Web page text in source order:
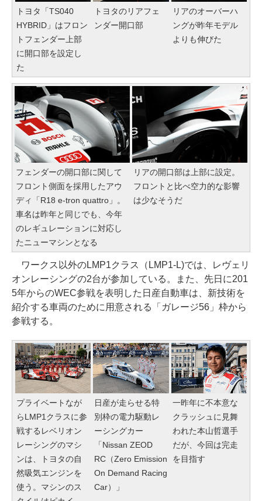
トヨタ「TS040
HYBRID」はフロン
トフェンダー上部
に開口部を設定し
た
トヨタのリアフェ
ンダー開口部
リアのオーバーハ
ングが昨年モデル
よりも伸びた
フェンダーの開口部に関して
フロント側面を採用したアウ
ディ「R18 e-tron quattro」。
車名は昨年と同じでも、今年
のレギュレーションに対応し
たニューマシンとなる
リアの開口部は上部に設定。
フロントと比べ空力的な影響
は少なそうだ
ワークス以外のLMP1クラス（LMP1-L)では、レヴェリ
オンレーシングの2台が参加している。また、先日に201
5年からのWEC参戦を表明した日産自動車は、新技術を
紹介する車両のために用意される「ガレージ56」枠から
参戦する。
プライベートなが
らLMP1クラスに参
戦するレベリオン
レーシングのマシ
ンは、トヨタの自
然吸気エンジンを
使う。マシンのス
日産が走らせる特
別枠の電力駆動レ
ーシングカー
「Nissan ZEOD
RC（Zero Emission
On Demand Racing
Car）」
一昨年に不本意な
クラッシュに見舞
われた本山哲選手
だが、今回は完走
を目指す